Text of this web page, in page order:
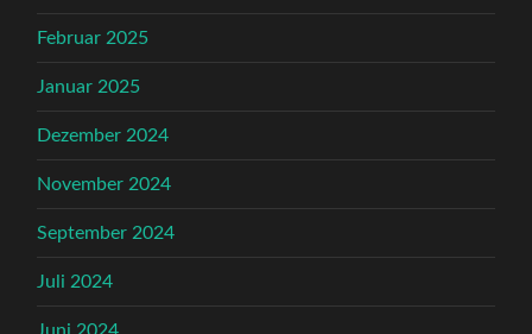
Februar 2025
Januar 2025
Dezember 2024
November 2024
September 2024
Juli 2024
Juni 2024